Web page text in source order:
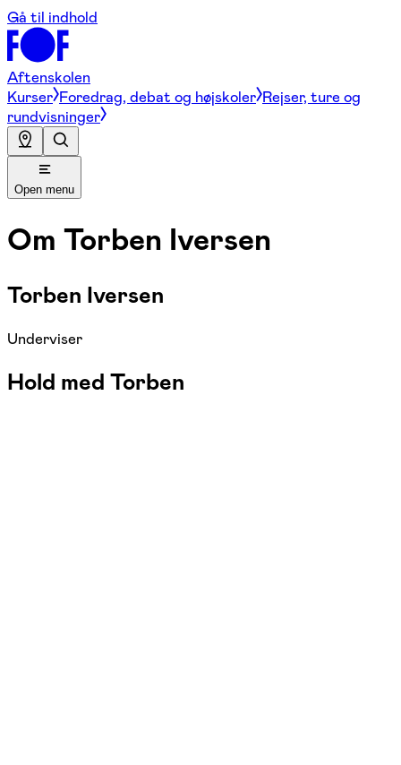
Gå til indhold
Aftenskolen
Kurser Foredrag, debat og højskoler Rejser, ture og
rundvisninger
Open menu
Om Torben Iversen
Torben Iversen
Underviser
Hold med Torben